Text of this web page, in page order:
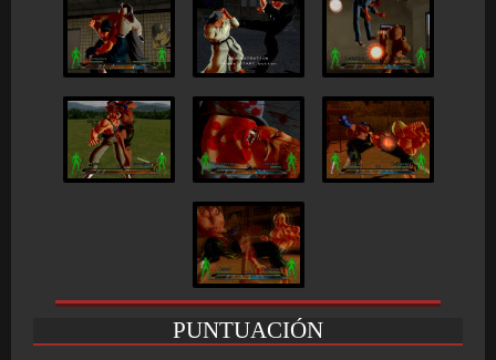
PUNTUACIÓN